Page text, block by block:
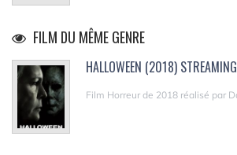
FILM DU MÊME GENRE
HALLOWEEN (2018) STREAMING
Film Horreur de 2018 réalisé par